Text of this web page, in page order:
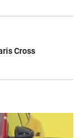
Cross